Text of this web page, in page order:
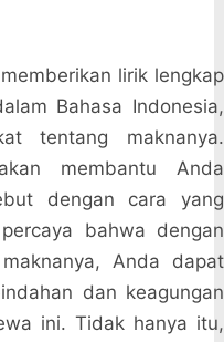
lirik lengkap
Bahasa Indonesia,
tentang maknanya.
membantu Anda
dengan cara yang
bahwa dengan
Anda dapat
dan keagungan
ini. Tidak hanya itu,